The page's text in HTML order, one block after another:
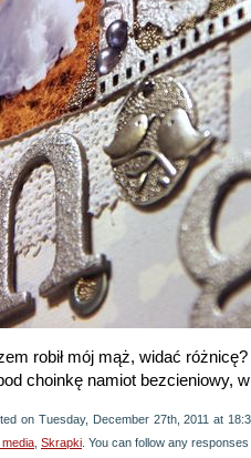
robił mój mąż, widać różnicę?
choinkę namiot
on Tuesday, December 27th, 2011 at
media Skrapki . You can follow any